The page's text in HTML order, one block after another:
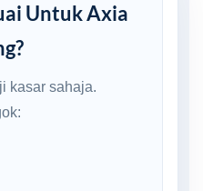
Untuk Axia
kasar sahaja.